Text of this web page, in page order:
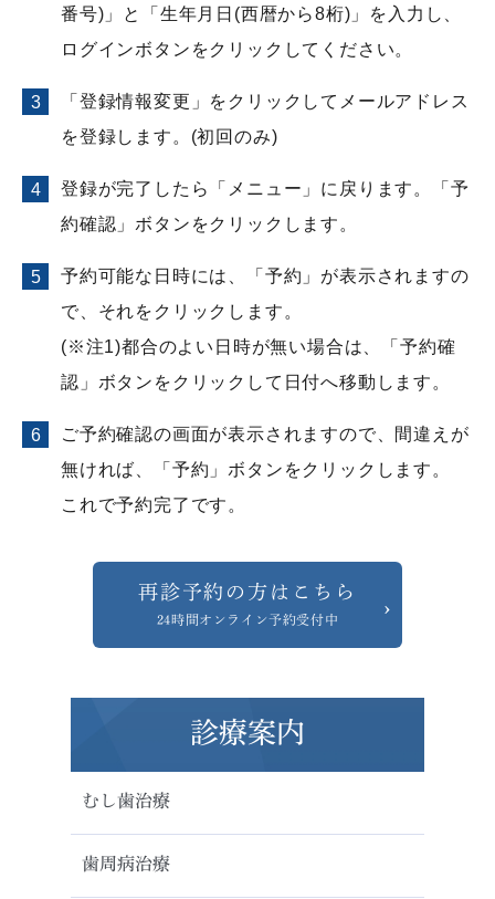
番号)」と「生年月日(西暦から8桁)」を入力し、
ログインボタンをクリックしてください。
「登録情報変更」をクリックしてメールアドレス
を登録します。(初回のみ)
登録が完了したら「メニュー」に戻ります。「予
約確認」ボタンをクリックします。
予約可能な日時には、「予約」が表示されますの
で、それをクリックします。
(※注1)都合のよい日時が無い場合は、「予約確
認」ボタンをクリックして日付へ移動します。
ご予約確認の画面が表示されますので、間違えが
無ければ、「予約」ボタンをクリックします。
これで予約完了です。
再診予約の方はこちら
24時間オンライン予約受付中
診療案内
むし歯治療
歯周病治療